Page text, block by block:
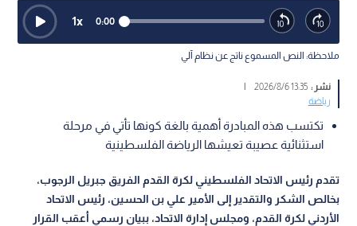
0:00
1x
ملاحظة: النص المسموع ناتج عن نظام آلي
نشر :13:35 2026/8/6
|
رياضة
تكتسب هذه المبادرة أهمية بالغة كونها تأتي في مرحلة
استثنائية عصيبة تعيشها الرياضة الفلسطينية
تقدم رئيس الاتحاد الفلسطيني لكرة القدم الفريق جبريل الرجوب،
بخالص الشكر والتقدير إلى الأمير علي بن الحسين، رئيس الاتحاد
الأردني لكرة القدم، ومجلس إدارة الاتحاد، ببيان رسمي أعقب القرار